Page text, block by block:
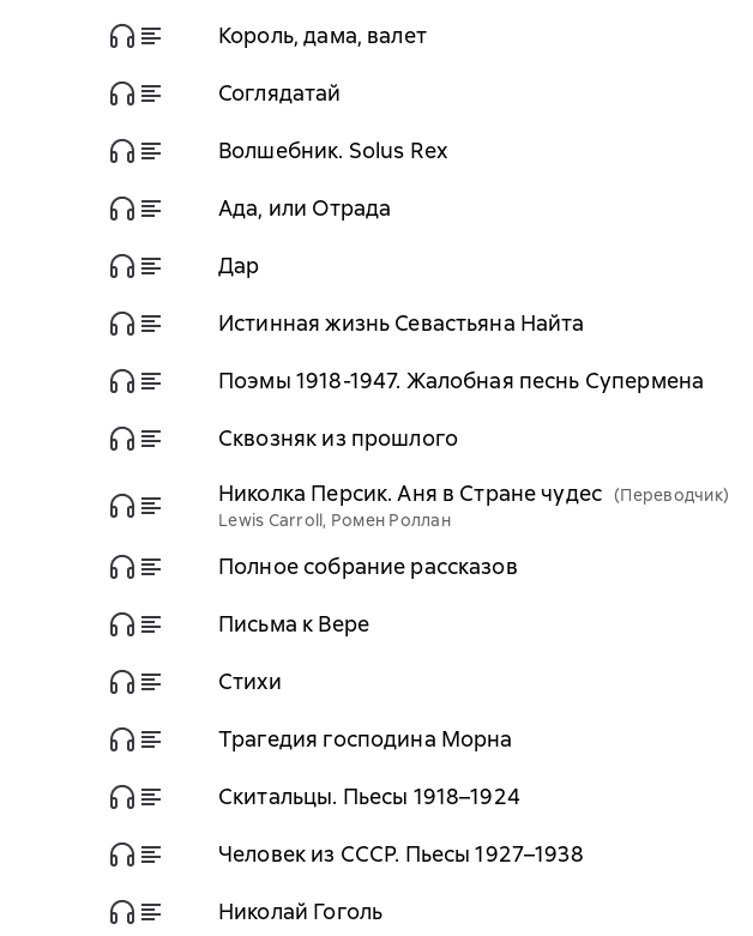
Король, дама, валет
Соглядатай
Волшебник. Solus Rex
Ада, или Отрада
Дар
Истинная жизнь Севастьяна Найта
Поэмы 1918-1947. Жалобная песнь Супермена
Сквозняк из прошлого
Николка Персик. Аня в Стране чудес (Переводчик)
Lewis Carroll, Ромен Роллан
Полное собрание рассказов
Письма к Вере
Стихи
Трагедия господина Морна
Скитальцы. Пьесы 1918–1924
Человек из СССР. Пьесы 1927–1938
Николай Гоголь